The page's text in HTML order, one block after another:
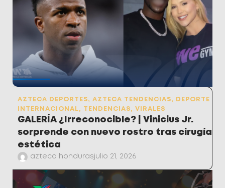
AZTECA DEPORTES, AZTECA TENDENCIAS,
DEPORTE
INTERNACIONAL, TENDENCIAS, VIRALES
GALERÍA ¿Irreconocible? | Vinicius Jr.
sorprende con nuevo rostro tras cirugía
estética
azteca honduras julio 21, 2026